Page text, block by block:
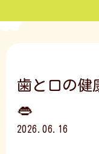
歯と口の健
👄
2026.06.16